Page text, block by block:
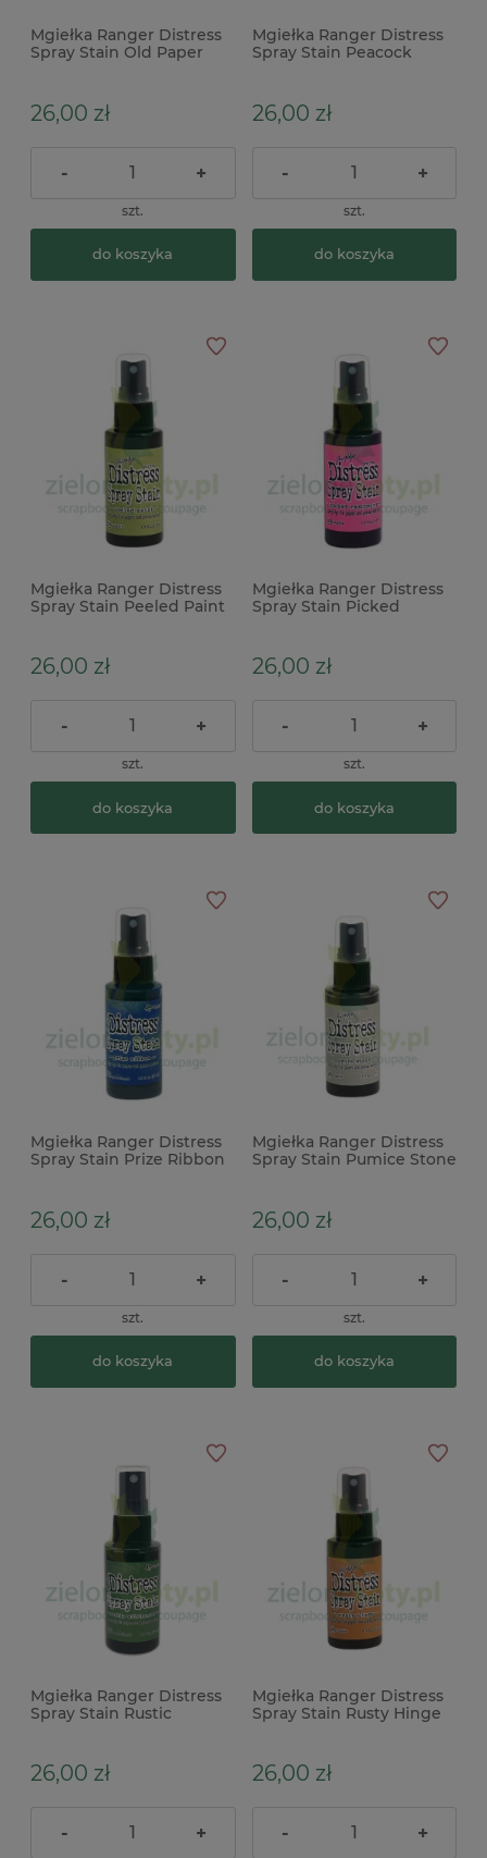
Mgiełka Ranger Distress
Spray Stain Old Paper
26,00 zł
- +
szt.
do koszyka
Mgiełka Ranger Distress
Spray Stain Peacock
26,00 zł
- +
szt.
do koszyka
Mgiełka Ranger Distress
Spray Stain Peeled Paint
26,00 zł
- +
szt.
do koszyka
Mgiełka Ranger Distress
Spray Stain Picked
26,00 zł
- +
szt.
do koszyka
Mgiełka Ranger Distress
Spray Stain Prize Ribbon
26,00 zł
- +
szt.
do koszyka
Mgiełka Ranger Distress
Spray Stain Pumice Stone
26,00 zł
- +
szt.
do koszyka
Mgiełka Ranger Distress
Spray Stain Rustic
26,00 zł
- +
Mgiełka Ranger Distress
Spray Stain Rusty Hinge
26,00 zł
- +